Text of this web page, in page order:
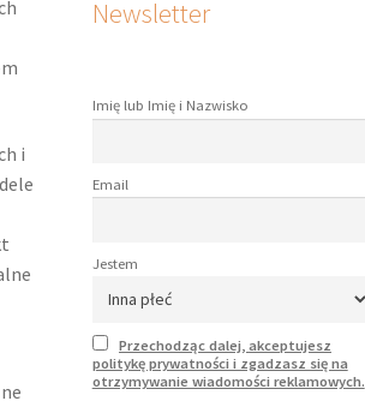
i
Newsletter
Imię lub Imię i Nazwisko
Email
Jestem
Przechodząc dalej, akceptujesz
politykę prywatności i zgadzasz się na
otrzymywanie wiadomości reklamowych.